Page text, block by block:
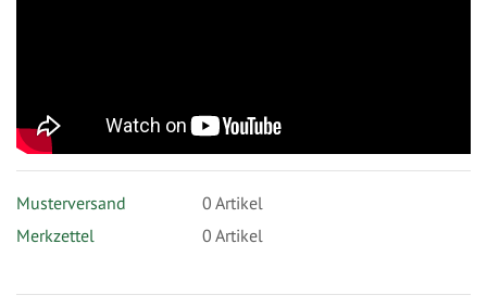
Musterversand 0 Artikel
Merkzettel
0 Artikel